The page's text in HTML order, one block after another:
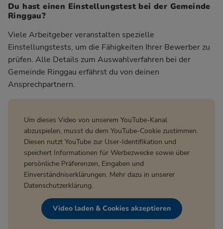
Du hast einen Einstellungstest bei der Gemeinde
Ringgau?
Viele Arbeitgeber veranstalten spezielle
Einstellungstests, um die Fähigkeiten Ihrer Bewerber zu
prüfen. Alle Details zum Auswahlverfahren bei der
Gemeinde Ringgau erfährst du von deinen
Ansprechpartnern.
Um dieses Video von unserem YouTube-Kanal
abzuspielen, musst du dem YouTube-Cookie zustimmen.
Diesen nutzt YouTube zur User-Identifikation und
speichert Informationen für Werbezwecke sowie über
persönliche Präferenzen, Eingaben und
Einverständniserklärungen. Mehr dazu in unserer
Datenschutzerklärung.
Video laden & Cookies akzeptieren